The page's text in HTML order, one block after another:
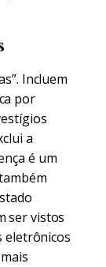
Incluem
por
a
é um
ser vistos
eletrônicos